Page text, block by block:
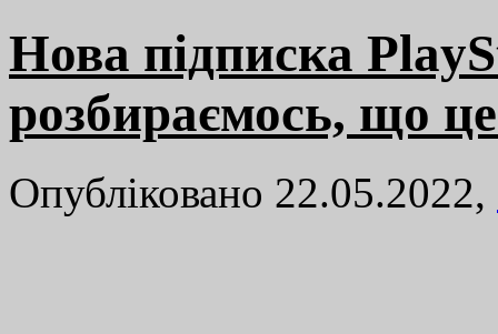
Нова підписка
розбираємось, що
Опубліковано 22.05.2022,